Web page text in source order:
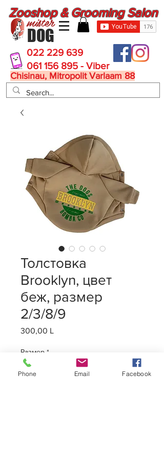
DOG
mister
Zooshop & Grooming Salon
022 229 639
061 156 895 - Viber
Chisinau, Mitropolit Varlaam 88
Толстовка
Brooklyn, цвет
беж, размер
2/3/8/9
300,00 LЦена
Размер *
Phone Email Facebook